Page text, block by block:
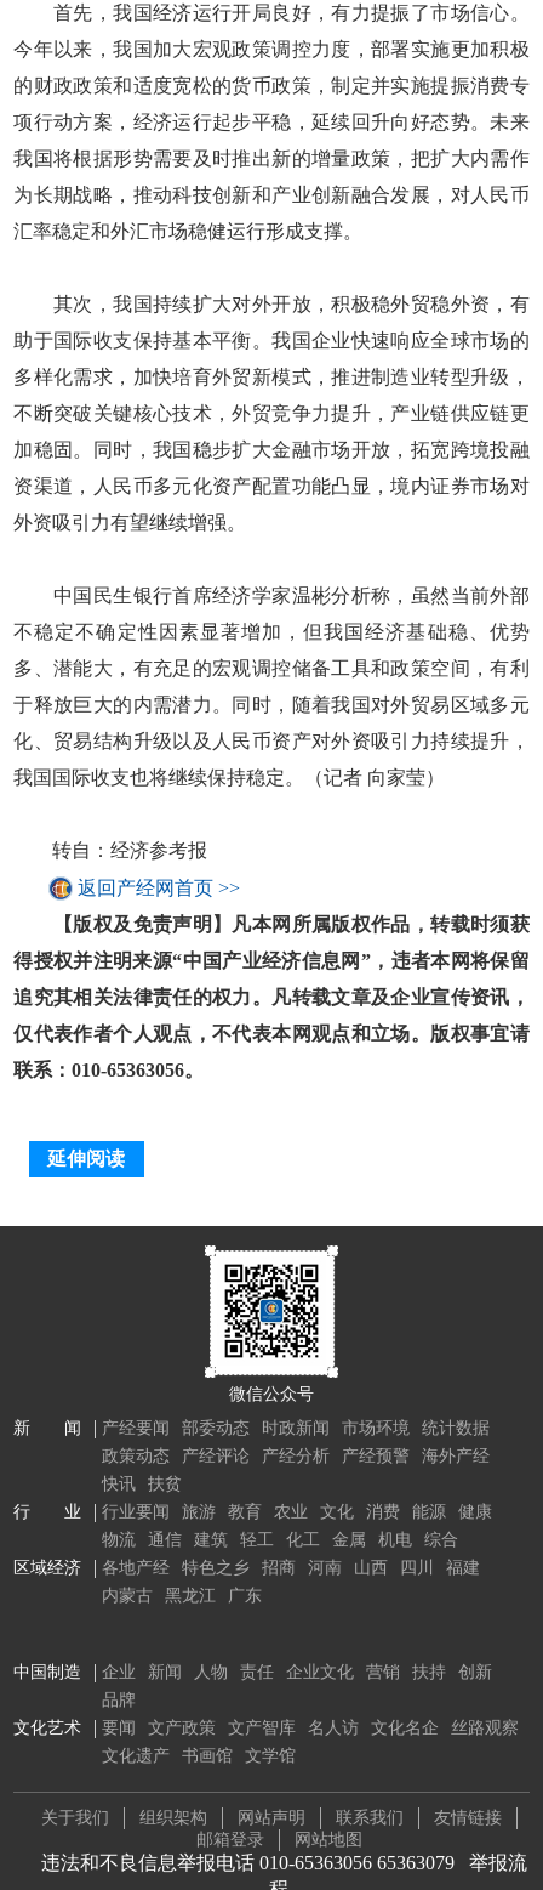
首先，我国经济运行开局良好，有力提振了市场信心。
今年以来，我国加大宏观政策调控力度，部署实施更加积极
的财政政策和适度宽松的货币政策，制定并实施提振消费专
项行动方案，经济运行起步平稳，延续回升向好态势。未来
我国将根据形势需要及时推出新的增量政策，把扩大内需作
为长期战略，推动科技创新和产业创新融合发展，对人民币
汇率稳定和外汇市场稳健运行形成支撑。
其次，我国持续扩大对外开放，积极稳外贸稳外资，有
助于国际收支保持基本平衡。我国企业快速响应全球市场的
多样化需求，加快培育外贸新模式，推进制造业转型升级，
不断突破关键核心技术，外贸竞争力提升，产业链供应链更
加稳固。同时，我国稳步扩大金融市场开放，拓宽跨境投融
资渠道，人民币多元化资产配置功能凸显，境内证券市场对
外资吸引力有望继续增强。
中国民生银行首席经济学家温彬分析称，虽然当前外部
不稳定不确定性因素显著增加，但我国经济基础稳、优势
多、潜能大，有充足的宏观调控储备工具和政策空间，有利
于释放巨大的内需潜力。同时，随着我国对外贸易区域多元
化、贸易结构升级以及人民币资产对外资吸引力持续提升，
我国国际收支也将继续保持稳定。（记者 向家莹）
转自：经济参考报
返回产经网首页 >>
【版权及免责声明】凡本网所属版权作品，转载时须获
得授权并注明来源“中国产业经济信息网”，违者本网将保留
追究其相关法律责任的权力。凡转载文章及企业宣传资讯，
仅代表作者个人观点，不代表本网观点和立场。版权事宜请
联系：010-65363056。
延伸阅读
微信公众号
新 闻
产经要闻 部委动态 时政新闻 市场环境
统计数据
政策动态
产经评论 产经分析 产经预警
海外产经
快讯
扶贫
行 业
行业要闻 旅游 教育 农业 文化 消费 能源
健康
物流
通信 建筑 轻工 化工 金属 机电
综合
区域经济
各地产经 特色之乡 招商 河南 山西 四川
福建
内蒙古
黑龙江 广东
中国制造 企业 新闻 人物 责任 企业文化 营销 扶持
创新
品牌
文化艺术
要闻 文产政策 文产智库 名人访 文化名企
丝路观察
文化遗产
书画馆 文学馆
关于我们 组织架构 网站声明 联系我们
友情链接
邮箱登录
网站地图
违法和不良信息举报电话 010-65363056 65363079 举报流